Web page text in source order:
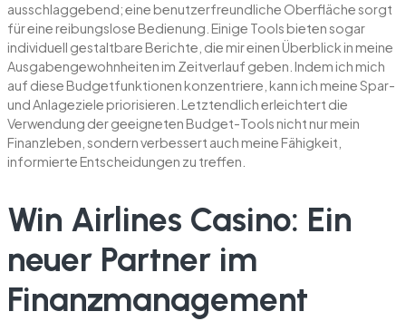
ausschlaggebend; eine benutzerfreundliche Oberfläche sorgt
für eine reibungslose Bedienung. Einige Tools bieten sogar
individuell gestaltbare Berichte, die mir einen Überblick in meine
Ausgabengewohnheiten im Zeitverlauf geben. Indem ich mich
auf diese Budgetfunktionen konzentriere, kann ich meine Spar-
und Anlageziele priorisieren. Letztendlich erleichtert die
Verwendung der geeigneten Budget-Tools nicht nur mein
Finanzleben, sondern verbessert auch meine Fähigkeit,
informierte Entscheidungen zu treffen.
Win Airlines Casino: Ein
neuer Partner im
Finanzmanagement